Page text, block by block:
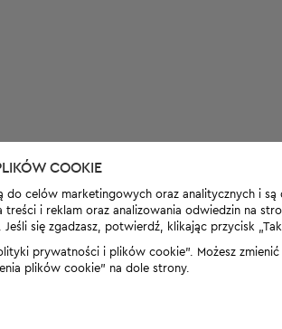
COOKIE
celów marketingowych oraz analitycznych i są
i reklam oraz analizowania odwiedzin na
się zgadzasz, potwierdź, klikając przycisk
prywatności i plików cookie”. Możesz
plików cookie” na dole strony.